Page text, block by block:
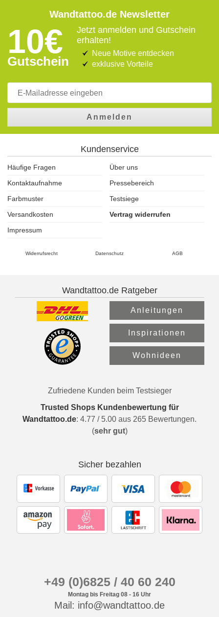
Wandtattoo.de Newsletter
10€
Gutschein
Jetzt anmelden und Gutschein
erhalten!
Neue Motive entdecken
exklusive Vorteile
Anmelden
Kundenservice
Häufige Fragen
Über uns
Kontaktaufnahme
Pressebereich
Farbmuster
Testsiege
Versandkosten
Vertrag widerrufen
Impressum
Widerrufsrecht Datenschutz AGB
Wandtattoo.de Ratgeber
Anleitungen
Inspirationen
Wohnideen
Zufriedene Kunden beim Testsieger
Trusted Shops Kundenbewertung für
Wandtattoo.de: 4.77 / 5.00 aus 265 Bewertungen.
(sehr gut)
Sicher bezahlen
+49 (0)6825 / 40 60 240
Montag bis Freitag 08 - 16 Uhr
Mail: info@wandtattoo.de